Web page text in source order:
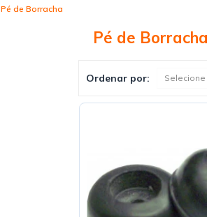
Pé de Borracha
Pé de Borracha
Ordenar por: